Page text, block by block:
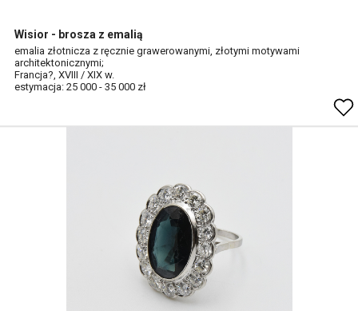
Wisior - brosza z emalią
emalia złotnicza z ręcznie grawerowanymi, złotymi motywami
architektonicznymi;
Francja?, XVIII / XIX w.
estymacja: 25 000 - 35 000 zł